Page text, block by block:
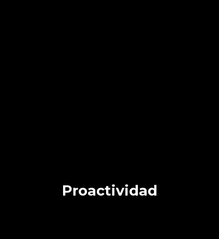
Proactividad